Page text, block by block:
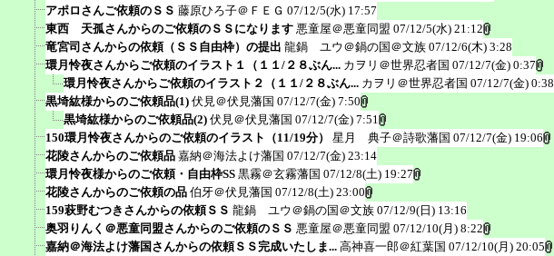
アポロさんご依頼のＳＳ 藤原ひろ子＠ＦＥＧ 07/12/5(水) 17:57
東西 天孤さんからのご依頼のＳＳになります 悪童屋＠悪童同盟 07/12/5(水) 21:12
竜宮司さんからの依頼（ＳＳ自由枠）の提出 龍鍋 ユウ＠鍋の国＠文族 07/12/6(木) 3:28
環月怜夜さんからご依頼のイラスト１（１１/２８ぶん... カヲリ＠世界忍者国 07/12/7(金) 0:37
環月怜夜さんからご依頼のイラスト２（１１/２８ぶん... カヲリ＠世界忍者国 07/12/7(金) 0:38
黒埼紘様からのご依頼品(1) 伏見＠伏見藩国 07/12/7(金) 7:50
黒埼紘様からのご依頼品(2) 伏見＠伏見藩国 07/12/7(金) 7:51
150環月怜夜さんからのご依頼のイラスト（11/19分）
星月 典子＠詩歌藩国 07/12/7(金) 19:06
花陵さんからのご依頼品 嘉納＠海法よけ藩国 07/12/7(金) 23:14
環月怜夜様からのご依頼・自由枠SS 黒霧＠玄霧藩国 07/12/8(土) 19:27
花陵さんからのご依頼の品 伯牙＠伏見藩国 07/12/8(土) 23:00
159萩野むつきさんからの依頼ＳＳ 龍鍋 ユウ＠鍋の国＠文族 07/12/9(日) 13:16
奥羽りんく＠悪童同盟さんからのご依頼のＳＳ 悪童屋＠悪童同盟 07/12/10(月) 8:22
嘉納＠海法よけ藩国さんからの依頼ＳＳ完成いたしま... 高神喜一郎＠紅葉国 07/12/10(月) 20:05